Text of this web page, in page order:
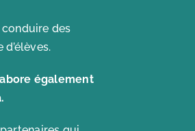
des
également